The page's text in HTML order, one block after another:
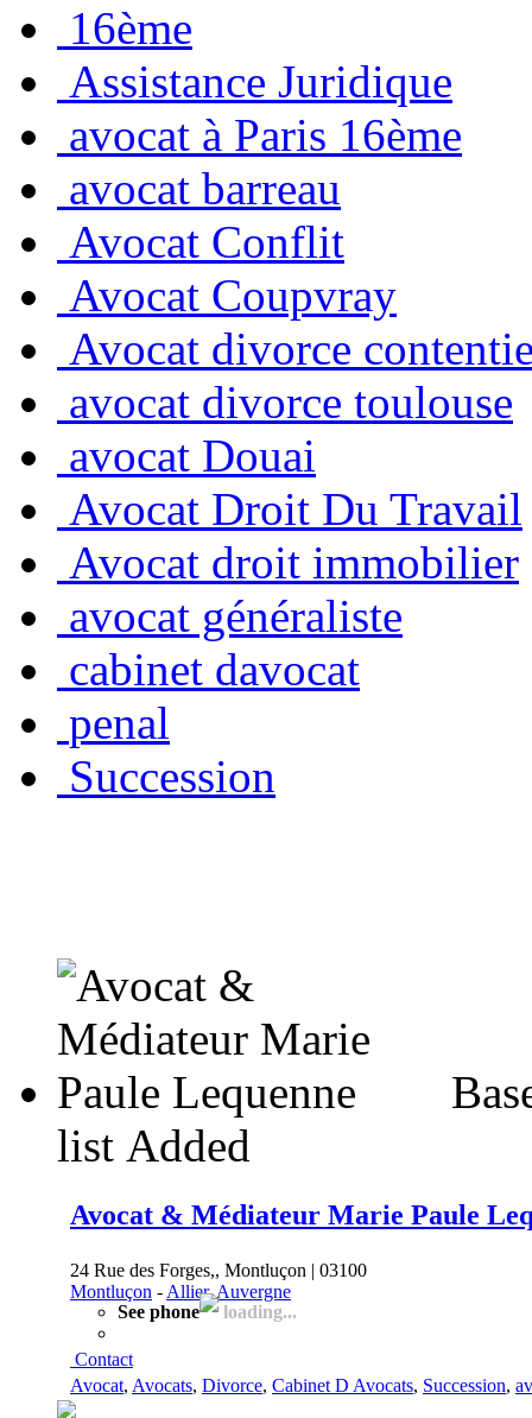
16ème
Assistance Juridique
avocat à Paris 16ème
avocat barreau
Avocat Conflit
Avocat Coupvray
Avocat divorce
avocat divorce toulouse
avocat Douai
Avocat Droit Du Travail
Avocat droit immobilier
avocat généraliste
cabinet davocat
penal
Succession
list Added
Avocat & Médiateur Marie Paule
24 Rue des Forges,, Montluçon | 03100
Montluçon - Allier, Auvergne
See phone
loading...
Contact
Avocat, Avocats, Divorce, Cabinet D Avocats, Succession,